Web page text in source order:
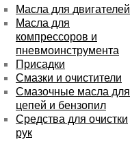
Масла для двигателей
Масла для
компрессоров и
пневмоинструмента
Присадки
Смазки и очистители
Смазочные масла для
цепей и бензопил
Средства для очистки
рук